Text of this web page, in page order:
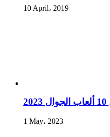
10 April، 2019
1 May، 2023